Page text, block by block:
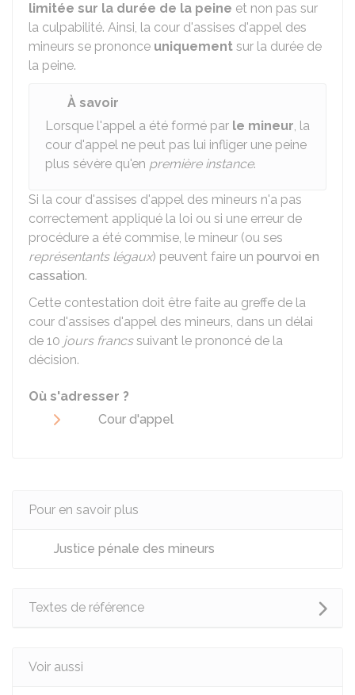
limitée sur la durée de la peine et non pas sur
la culpabilité. Ainsi, la cour d'assises d'appel des
mineurs se prononce uniquement sur la durée de
la peine.
À savoir
Lorsque l'appel a été formé par le mineur, la
cour d'appel ne peut pas lui infliger une peine
plus sévère qu'en première instance.
Si la cour d'assises d'appel des mineurs n'a pas
correctement appliqué la loi ou si une erreur de
procédure a été commise, le mineur (ou ses
représentants légaux) peuvent faire un pourvoi en
cassation.
Cette contestation doit être faite au greffe de la
cour d'assises d'appel des mineurs, dans un délai
de 10 jours francssuivant le prononcé de la
décision.
Où s'adresser ?
Cour d'appel
Pour en savoir plus
Justice pénale des mineurs
Textes de référence
Voir aussi